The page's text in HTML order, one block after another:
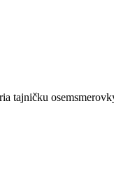
tajničku